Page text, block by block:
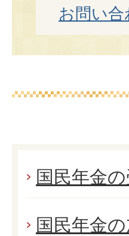
お問い
国民年金
国民年金